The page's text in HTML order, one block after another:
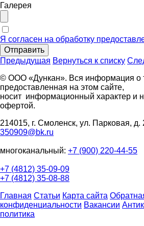
Галерея
Я согласен на обработку
Отправить
Предыдущая Вернуться к списку
© ООО «Дункан». Вся информация о
предоставленная на этом сайте,
носит информационный характер и
офертой.
214015, г. Смоленск, ул. Парковая, д.
350909@bk.ru
многоканальный: +7 (900) 220-44-55
+7 (4812) 35-09-09
+7 (4812) 35-08-88
Главная Статьи Карта сайта
конфиденциальности Вакансии
политика